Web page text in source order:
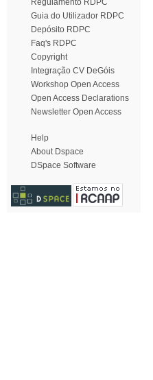
Regulamento RDPC
Guia do Utilizador RDPC
Depósito RDPC
Faq's RDPC
Copyright
Integração CV DeGóis
Workshop Open Access
Open Access Declarations
Newsletter Open Access
Help
About Dspace
DSpace Software